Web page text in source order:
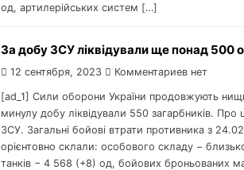
од, артилерійських систем […]
За добу ЗСУ ліквідували ще понад 500
12 сентября, 2023 Комментариев нет
[ad_1] Сили оборони України продовжують
минулу добу ліквідували 550 загарбників. Про
ЗСУ. Загальні бойові втрати противника з
орієнтовно склали: особового складу −
танків − 4 568 (+8) од, бойових броньованих